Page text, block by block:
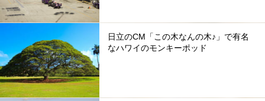
日立のCM「この木なんの木♪」で有名
なハワイのモンキーポッド